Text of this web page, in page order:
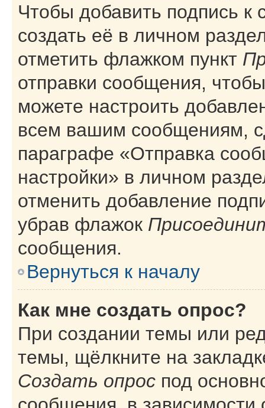
Чтобы добавить подпись
создать её в личном
отметить флажком пункт
отправки сообщения,
можете настроить
всем вашим сообщениям,
параграфе «Отправка
настройки» в личном
отменить добавление
убрав флажок
сообщения.
Вернуться к началу
Как мне создать опрос?
При создании темы или
темы, щёлкните на
Создать опрос под